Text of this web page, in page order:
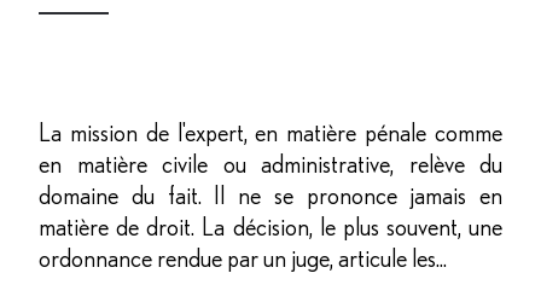
La mission de l'expert, en matière pénale comme
en matière civile ou administrative, relève du
domaine du fait. Il ne se prononce jamais en
matière de droit. La décision, le plus souvent, une
ordonnance rendue par un juge, articule les...